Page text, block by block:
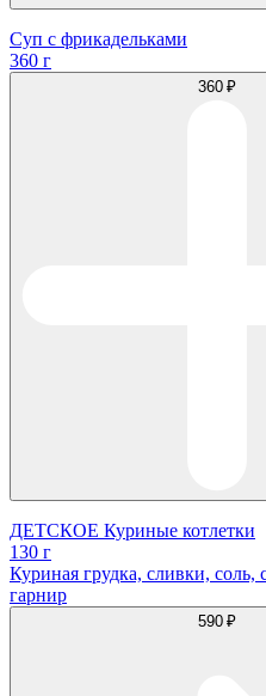
Суп с фрикадельками
360 г
360 ₽
ДЕТСКОЕ Куриные котлетки
130 г
Куриная грудка, сливки,
гарнир
590 ₽